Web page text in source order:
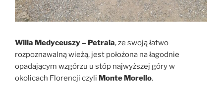
Willa Medyceuszy – Petraia, ze swoją łatwo
rozpoznawalną wieżą, jest położona na łagodnie
opadającym wzgórzu u stóp najwyższej góry w
okolicach Florencji czyli Monte Morello.